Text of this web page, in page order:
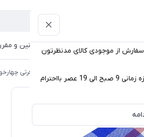
از موجودی کالای مدنظرتون
همکاران ما در مجموعه پتومتو در بازه زمانی 9 صبح الی 19 عصر بااحترام
خانه دسته بندی محصولات قوانین و
پتو مسافرتی